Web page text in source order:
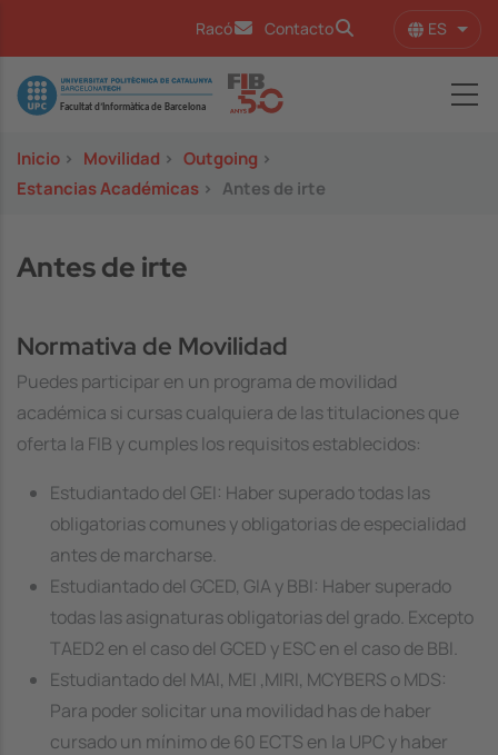
Racó Contacto ES
Image
Inicio > Movilidad > Outgoing >
Estancias Académicas > Antes de irte
Antes de irte
Normativa de Movilidad
Puedes participar en un programa de movilidad
académica si cursas cualquiera de las titulaciones que
oferta la FIB y cumples los requisitos establecidos:
Estudiantado del GEI: Haber superado todas las
obligatorias comunes y obligatorias de especialidad
antes de marcharse.
Estudiantado del GCED, GIA y BBI: Haber superado
todas las asignaturas obligatorias del grado. Excepto
TAED2 en el caso del GCED y ESC en el caso de BBI.
Estudiantado del MAI, MEI ,MIRI, MCYBERS o MDS:
Para poder solicitar una movilidad has de haber
cursado un mínimo de 60 ECTS en la UPC y haber